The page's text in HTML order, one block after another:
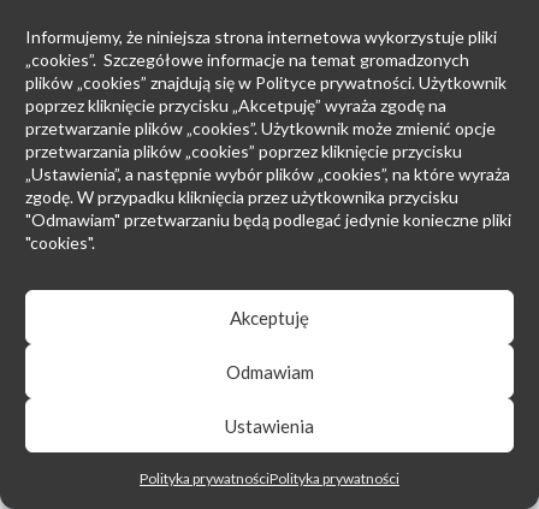
Informujemy, że niniejsza strona internetowa wykorzystuje pliki
„cookies”. Szczegółowe informacje na temat gromadzonych
plików „cookies” znajdują się w Polityce prywatności. Użytkownik
poprzez kliknięcie przycisku „Akcetpuję” wyraża zgodę na
przetwarzanie plików „cookies”. Użytkownik może zmienić opcje
przetwarzania plików „cookies” poprzez kliknięcie przycisku
„Ustawienia”, a następnie wybór plików „cookies”, na które wyraża
zgodę. W przypadku kliknięcia przez użytkownika przycisku
"Odmawiam" przetwarzaniu będą podlegać jedynie konieczne pliki
"cookies".
Akceptuję
Odmawiam
Ustawienia
Polityka prywatnościPolityka prywatności